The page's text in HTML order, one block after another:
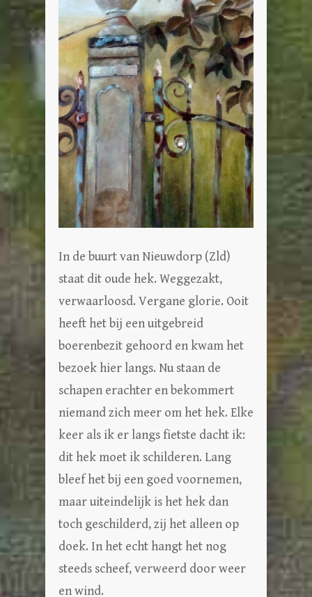
In de buurt van Nieuwdorp (Zld)
staat dit oude hek. Weggezakt,
verwaarloosd. Vergane glorie. Ooit
heeft het bij een uitgebreid
boerenbezit gehoord en kwam het
bezoek hier langs. Nu staan de
schapen erachter en bekommert
niemand zich meer om het hek. Elke
keer als ik er langs fietste dacht ik:
dit hek moet ik schilderen. Lang
bleef het bij een goed voornemen,
maar uiteindelijk is het hek dan
toch geschilderd, zij het alleen op
doek. In het echt hangt het nog
steeds scheef, verweerd door weer
en wind.